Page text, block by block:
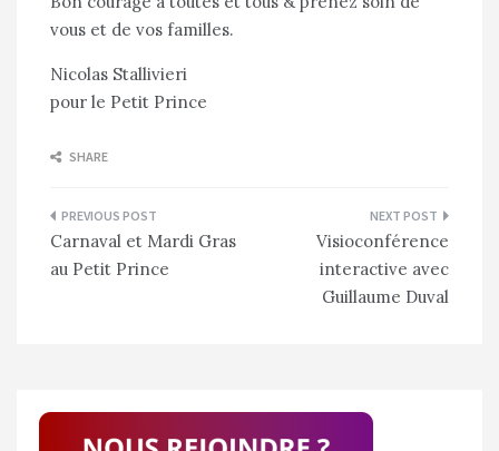
vous et de vos familles.
Nicolas Stallivieri
pour le Petit Prince
SHARE
Navigation
de
Carnaval et Mardi Gras
au Petit Prince
Visioconférence
interactive avec
Guillaume Duval